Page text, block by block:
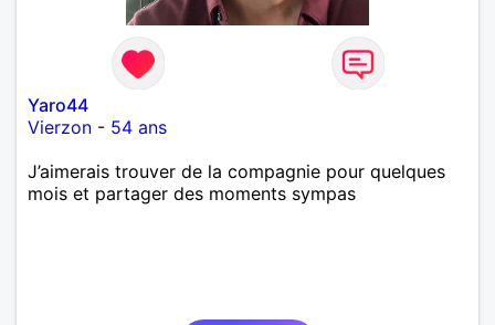
Yaro44
Vierzon - 54 ans
J’aimerais trouver de la compagnie pour quelques
mois et partager des moments sympas